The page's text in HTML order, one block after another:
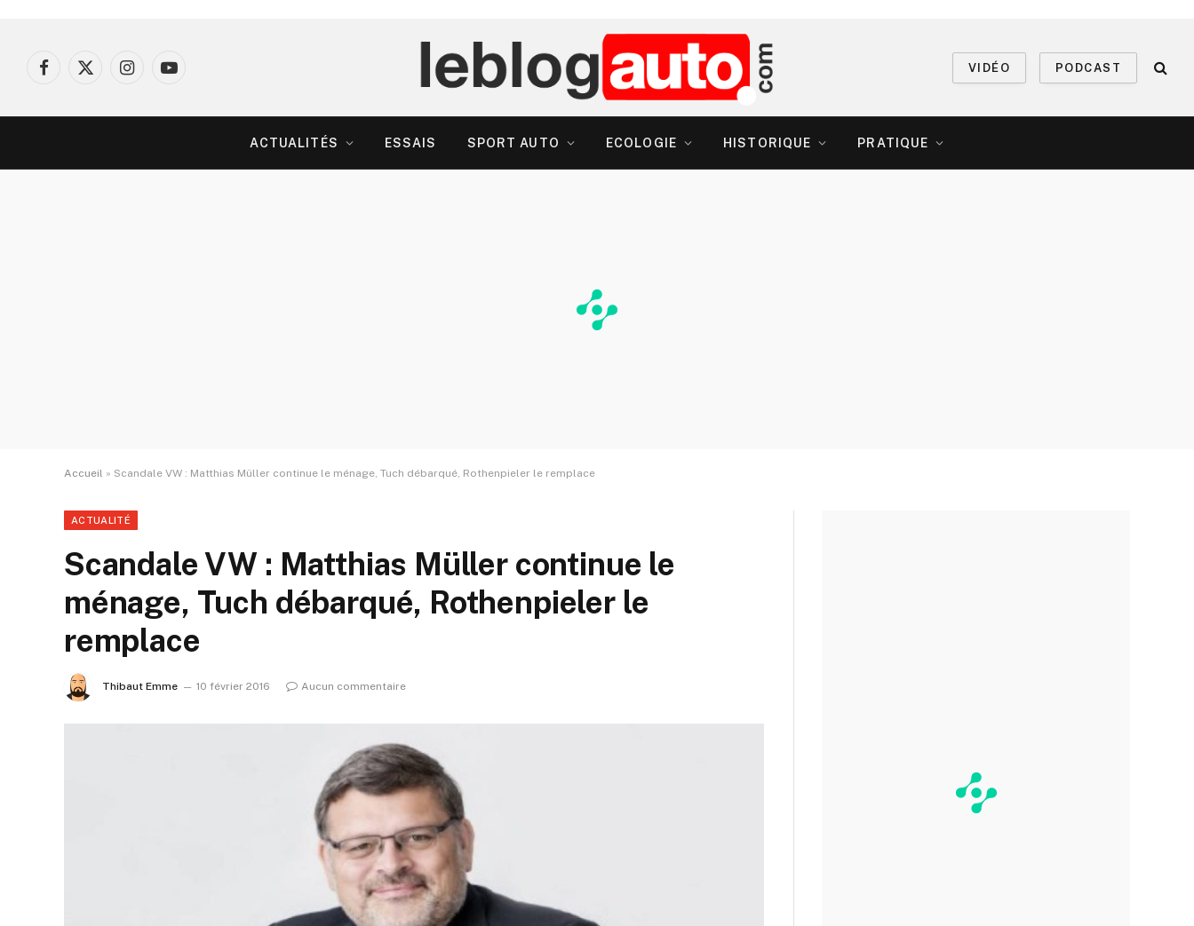
Facebook
X
InstagramYouTube
VIDÉO PODCAST
ACTUALITÉS ESSAIS SPORT AUTO ECOLOGIE HISTORIQUE PRATIQUE
Accueil » Scandale VW : Matthias Müller continue le ménage, Tuch débarqué, Rothenpieler le remplace
ACTUALITÉ
Scandale VW : Matthias Müller continue le
ménage, Tuch débarqué, Rothenpieler le
remplace
Thibaut Emme 10 février 2016 Aucun commentaire